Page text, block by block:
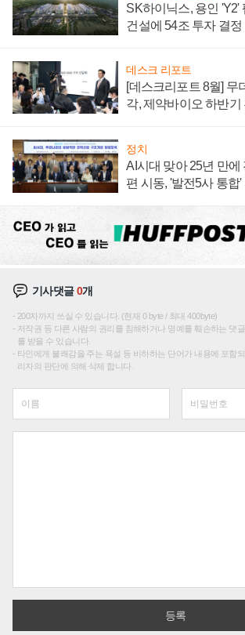
SK하이닉스, 용인 'Y2'
건설에 54조 투자 결정
데스크 리포트
[데스크리포트 8월] 무
각, 제약바이오 하반기
정치
AI시대 맞아 25년 만에
편 시동, '발전5사 통합'
기사댓글0개
200자까지 쓰실 수 있습니다. (현재 0 byte / 최대 400byte)
저작권 등 다른 사람의 권리를 침해하거나 명예를 훼손하는 댓
를 받을 수 있습니다.
타인에게 불쾌감을 주는 욕설 등 비하하는 단어가 내용에 포함
리자의 판단에 의해 삭제 합니다.